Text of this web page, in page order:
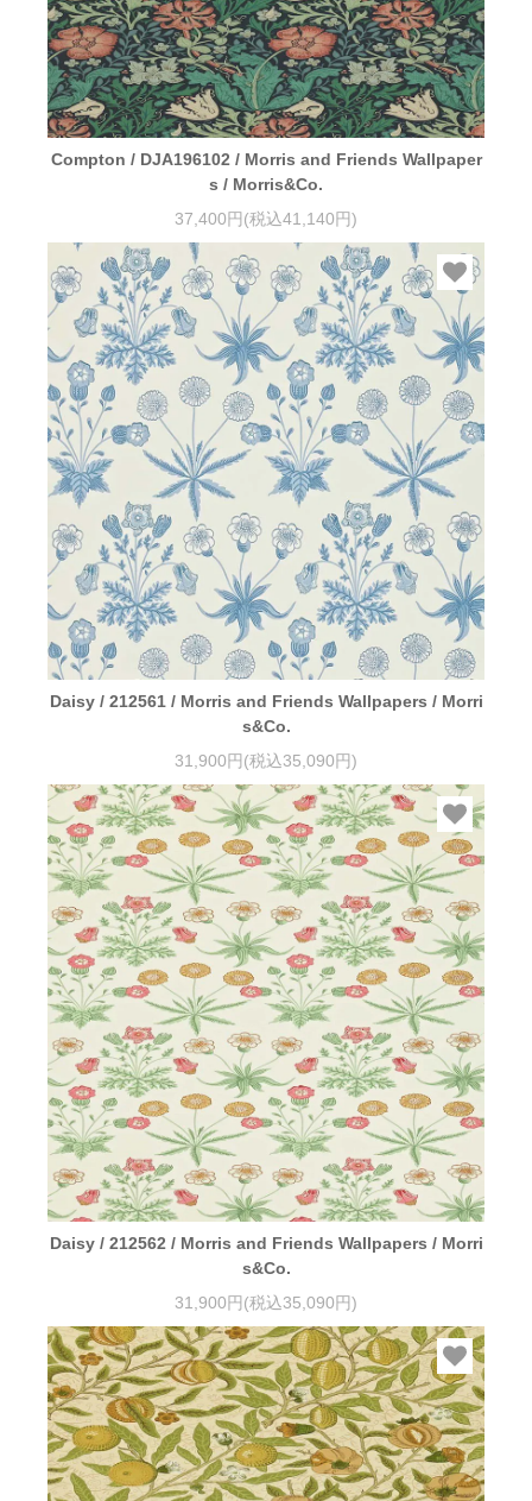
Compton / DJA196102 / Morris and Friends Wallpaper
s / Morris&Co.
37,400円(税込41,140円)
Daisy / 212561 / Morris and Friends Wallpapers / Morri
s&Co.
31,900円(税込35,090円)
Daisy / 212562 / Morris and Friends Wallpapers / Morri
s&Co.
31,900円(税込35,090円)